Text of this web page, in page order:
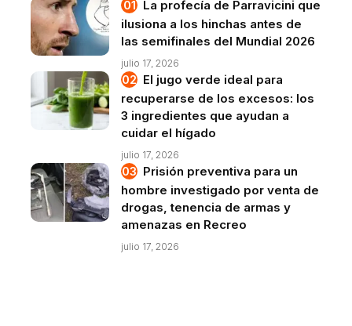
La profecía de Parravicini que
ilusiona a los hinchas antes de
las semifinales del Mundial 2026
julio 17, 2026
El jugo verde ideal para
recuperarse de los excesos: los
3 ingredientes que ayudan a
cuidar el hígado
julio 17, 2026
Prisión preventiva para un
hombre investigado por venta de
drogas, tenencia de armas y
amenazas en Recreo
julio 17, 2026